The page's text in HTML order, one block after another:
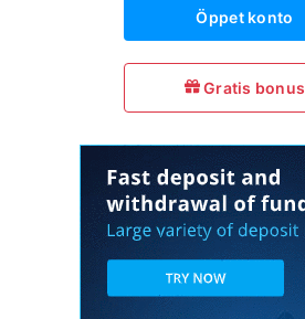
Öppet konto
Gratis bonus